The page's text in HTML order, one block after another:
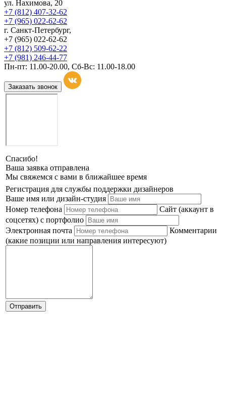
ул. Нахимова, 20
+7 (812) 407-32-62
+7 (965) 022-62-62
г. Санкт-Петербург,
+7 (965) 022-62-62
+7 (812) 509-62-22
+7 (981) 246-44-77
Пн-пт: 11.00-20.00, Сб-Вс: 11.00-18.00
Заказать звонок
Спасибо!
Ваша заявка отправлена
Мы свяжемся с вами в ближайшее время
Регистрация для службы поддержки дизайнеров
Ваше имя или дизайн-студия
Номер телефона
Сайт (аккаунт в
соцсетях) с портфолио
Электронная почта
Комментарии
(какие позиции или направления интересуют)
Отправить